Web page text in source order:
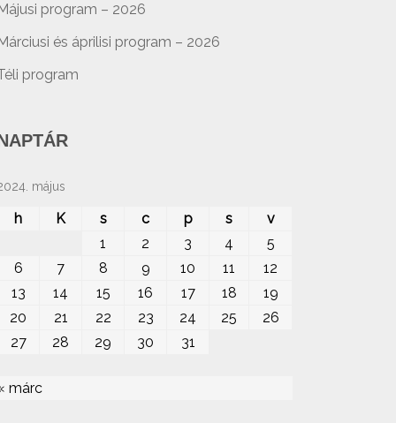
program – 2026
és áprilisi program – 2026
program
május
h K s c p s
v
1
2 3 4
5
6
7 8 9 10 11
12
13
14 15 16 17 18
19
20
21 22 23 24 25
26
27
28 29 30 31
márc